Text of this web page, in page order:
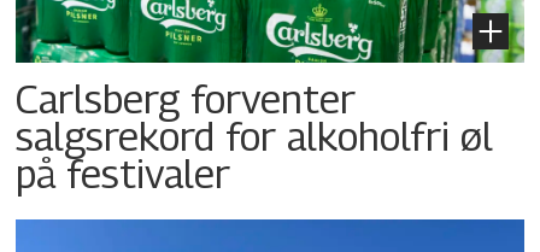
Carlsberg forventer
salgsrekord for alkoholfri øl
på festivaler